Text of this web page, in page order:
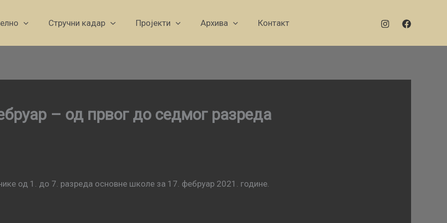
Стручни кадар Пројекти Архива Контакт
– од првог до седмог разреда
од 1. до 7. разреда основне школе за 17. фебруар 2021. године.